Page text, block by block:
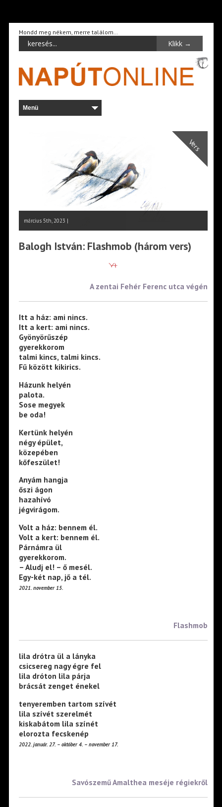
Mondd meg nékem, merre találom…
Vers
március 5th, 2023 |
Balogh István: Flashmob (három vers)
A zentai Fehér Ferenc utca végén
Itt a ház: ami nincs.
Itt a kert: ami nincs.
Gyönyörűszép
gyerekkorom
talmi kincs, talmi kincs.
Fű között kikirics.
Házunk helyén
palota.
Sose megyek
be oda!
Kertünk helyén
négy épület,
közepében
kőfeszület!
Anyám hangja
őszi ágon
hazahívó
jégvirágom.
Volt a ház: bennem él.
Volt a kert: bennem él.
Párnámra ül
gyerekkorom.
– Aludj el! – ő mesél.
Egy-két nap, jő a tél.
2021. november 15.
Flashmob
lila drótra ül a lányka
csicsereg nagy égre fel
lila dróton lila párja
brácsát zenget énekel
tenyeremben tartom szívét
lila szívét szerelmét
kiskabátom lila színét
elorozta fecskenép
2022. január. 27. – október 4. – november 17.
Savószemű Amalthea meséje régiekről